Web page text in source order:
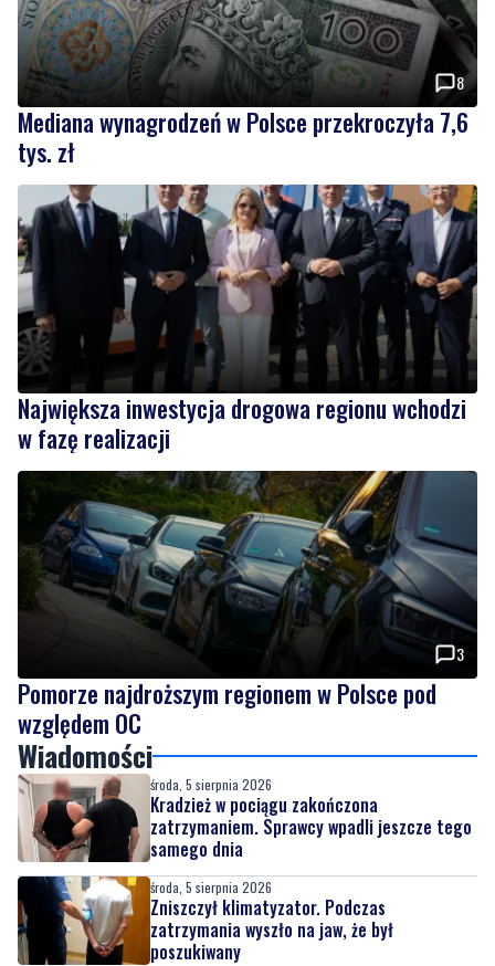
8
Mediana wynagrodzeń w Polsce przekroczyła 7,6
tys. zł
Największa inwestycja drogowa regionu wchodzi
w fazę realizacji
3
Pomorze najdroższym regionem w Polsce pod
względem OC
Wiadomości
środa, 5 sierpnia 2026
Kradzież w pociągu zakończona
zatrzymaniem. Sprawcy wpadli jeszcze tego
samego dnia
środa, 5 sierpnia 2026
Zniszczył klimatyzator. Podczas
zatrzymania wyszło na jaw, że był
poszukiwany